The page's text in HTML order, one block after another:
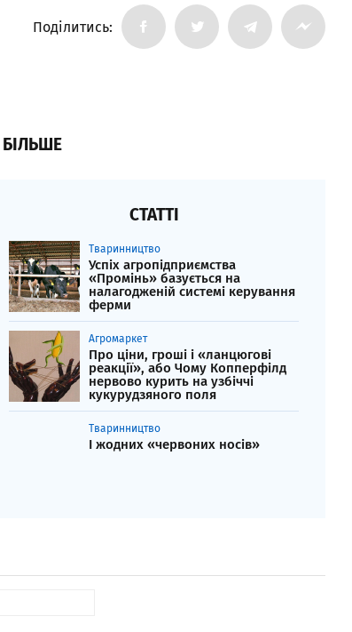
Поділитись:
СТАТТІ
Тваринництво
Успіх агропідприємства
«Промінь» базується на
налагодженій системі керування
ферми
Агромаркет
Про ціни, гроші і «ланцюгові
реакції», або Чому Копперфілд
нервово курить на узбіччі
кукурудзяного поля
Тваринництво
І жодних «червоних носів»